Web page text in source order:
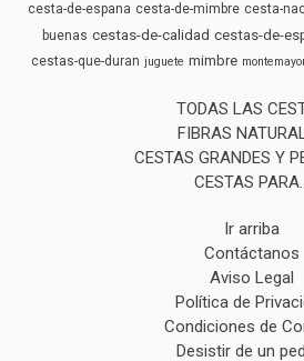
cesta-de-espana cesta-de-mimbre cesta-
buenas cestas-de-calidad cestas-de-
cestas-que-duran juguete mimbre
TODAS LAS
FIBRAS
CESTAS GRANDES Y
CESTAS
Ir arriba
Contáctanos
Aviso Legal
Política de
Condiciones de
Desistir de un